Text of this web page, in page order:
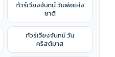
ทัวร์เวียงจันทน์ วันพ่อแห่ง
ชาติ
ทัวร์เวียงจันทน์ วัน
คริสต์มาส